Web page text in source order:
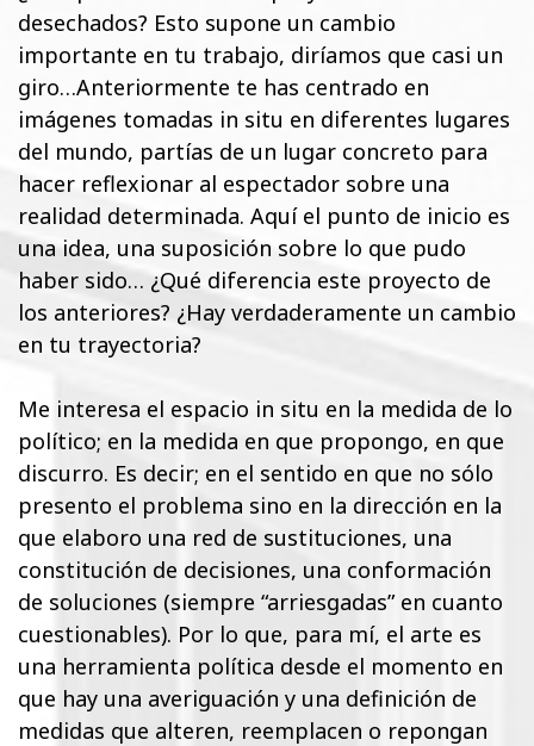
desechados? Esto supone un cambio
importante en tu trabajo, diríamos que casi un
giro…Anteriormente te has centrado en
imágenes tomadas in situ en diferentes lugares
del mundo, partías de un lugar concreto para
hacer reflexionar al espectador sobre una
realidad determinada. Aquí el punto de inicio es
una idea, una suposición sobre lo que pudo
haber sido… ¿Qué diferencia este proyecto de
los anteriores? ¿Hay verdaderamente un cambio
en tu trayectoria?
Me interesa el espacio in situ en la medida de lo
político; en la medida en que propongo, en que
discurro. Es decir; en el sentido en que no sólo
presento el problema sino en la dirección en la
que elaboro una red de sustituciones, una
constitución de decisiones, una conformación
de soluciones (siempre “arriesgadas” en cuanto
cuestionables). Por lo que, para mí, el arte es
una herramienta política desde el momento en
que hay una averiguación y una definición de
medidas que alteren, reemplacen o repongan